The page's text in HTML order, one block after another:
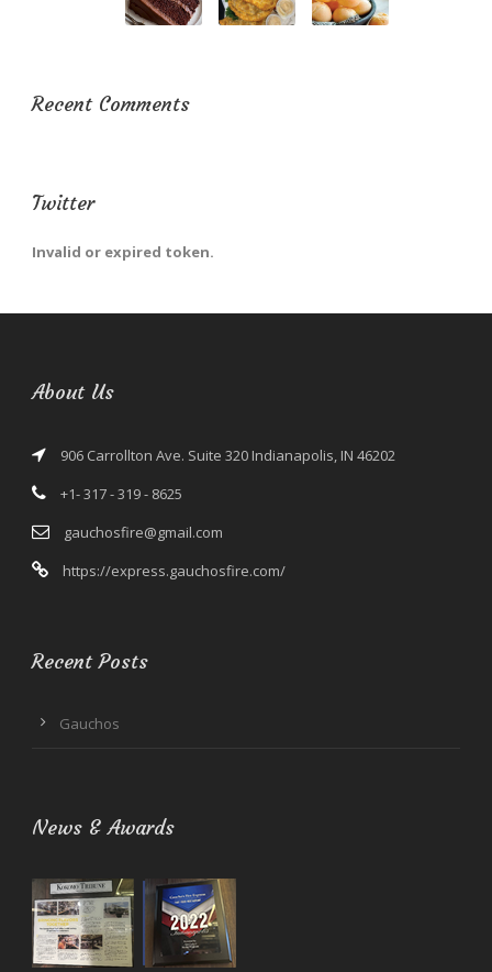
Recent Comments
Twitter
Invalid or expired token.
About Us
906 Carrollton Ave. Suite 320 Indianapolis, IN 46202
+1- 317 - 319 - 8625
gauchosfire@gmail.com
https://express.gauchosfire.com/
Recent Posts
Gauchos
News & Awards